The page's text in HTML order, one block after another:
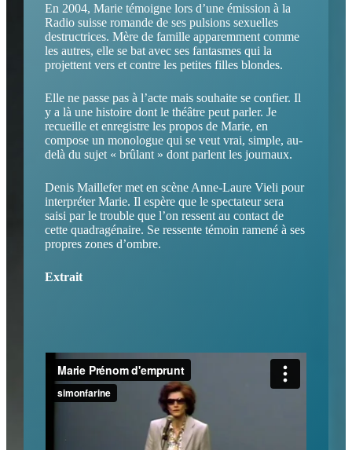
En 2004, Marie témoigne lors d’une émission à la
Radio suisse romande de ses pulsions sexuelles
destructrices. Mère de famille apparemment comme
les autres, elle se bat avec ses fantasmes qui la
projettent vers et contre les petites filles blondes.
Elle ne passe pas à l’acte mais souhaite se confier. Il
y a là une histoire dont le théâtre peut parler. Je
recueille et enregistre les propos de Marie, en
compose un monologue qui se veut vrai, simple, au-
delà du sujet « brûlant » dont parlent les journaux.
Denis Maillefer met en scène Anne-Laure Vieli pour
interpréter Marie. Il espère que le spectateur sera
saisi par le trouble que l’on ressent au contact de
cette quadragénaire. Se ressente témoin ramené à ses
propres zones d’ombre.
Extrait